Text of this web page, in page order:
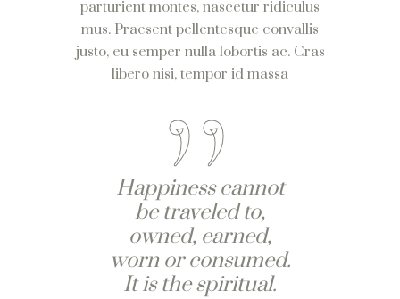
parturient montes, nascetur ridiculus
mus. Praesent pellentesque convallis
justo, eu semper nulla lobortis ac. Cras
libero nisi, tempor id massa
Happiness cannot
be traveled to,
owned, earned,
worn or consumed.
It is the spiritual.